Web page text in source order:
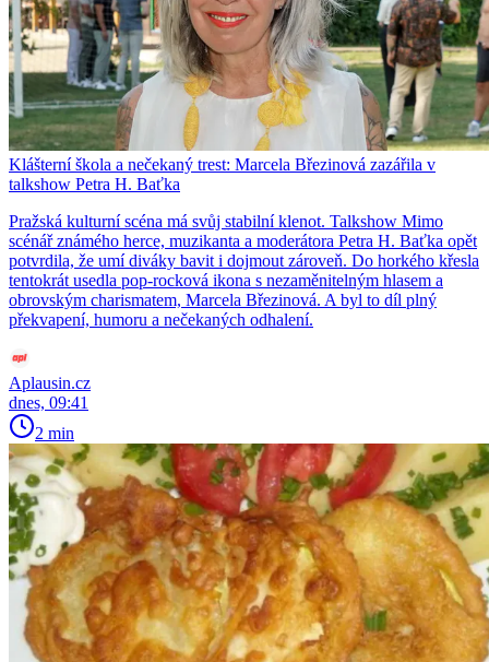
Klášterní škola a nečekaný trest: Marcela Březinová zazářila v
talkshow Petra H. Baťka
Pražská kulturní scéna má svůj stabilní klenot. Talkshow Mimo
scénář známého herce, muzikanta a moderátora Petra H. Baťka opět
potvrdila, že umí diváky bavit i dojmout zároveň. Do horkého křesla
tentokrát usedla pop-rocková ikona s nezaměnitelným hlasem a
obrovským charismatem, Marcela Březinová. A byl to díl plný
překvapení, humoru a nečekaných odhalení.
Aplausin.cz
dnes, 09:41
2 min